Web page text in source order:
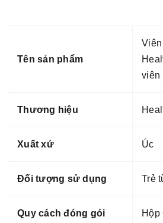
Tên sản phẩm
viên
Thương hiệu
Xuất xứ Úc
Đối tượng sử dụng Trẻ
Quy cách đóng gói Hộp